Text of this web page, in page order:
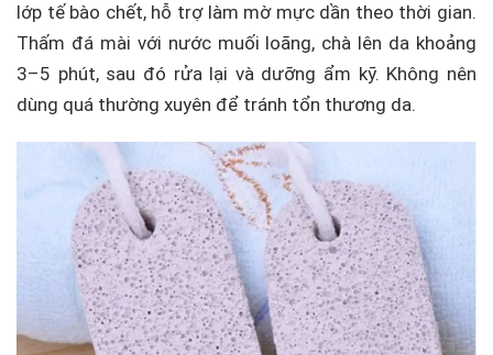
lớp tế bào chết, hỗ trợ làm mờ mực dần theo thời gian.
Thấm đá mài với nước muối loãng, chà lên da khoảng
3–5 phút, sau đó rửa lại và dưỡng ẩm kỹ. Không nên
dùng quá thường xuyên để tránh tổn thương da.